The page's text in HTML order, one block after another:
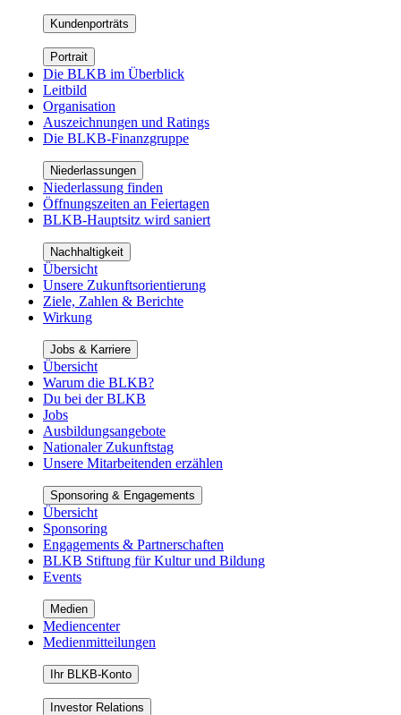
Kundenporträts
Portrait
Die BLKB im Überblick
Leitbild
Organisation
Auszeichnungen und Ratings
Die BLKB-Finanzgruppe
Niederlassungen
Niederlassung finden
Öffnungszeiten an Feiertagen
BLKB-Hauptsitz wird saniert
Nachhaltigkeit
Übersicht
Unsere Zukunftsorientierung
Ziele, Zahlen & Berichte
Wirkung
Jobs & Karriere
Übersicht
Warum die BLKB?
Du bei der BLKB
Jobs
Ausbildungsangebote
Nationaler Zukunftstag
Unsere Mitarbeitenden erzählen
Sponsoring & Engagements
Übersicht
Sponsoring
Engagements & Partnerschaften
BLKB Stiftung für Kultur und Bildung
Events
Medien
Mediencenter
Medienmitteilungen
Ihr BLKB-Konto
Investor Relations